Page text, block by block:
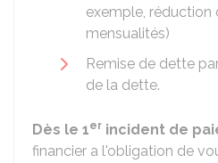
exemple, réduction
mensualités)
Remise de dette
de la dette.
Dès le 1er incident de
financier a l'obligation de